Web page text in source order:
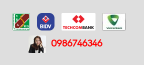
0986746346